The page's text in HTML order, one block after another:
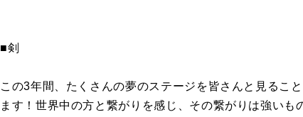
■剣
この3年間、たくさんの夢のステージを皆さんと見るこ
ます！世界中の方と繋がりを感じ、その繋がりは強い